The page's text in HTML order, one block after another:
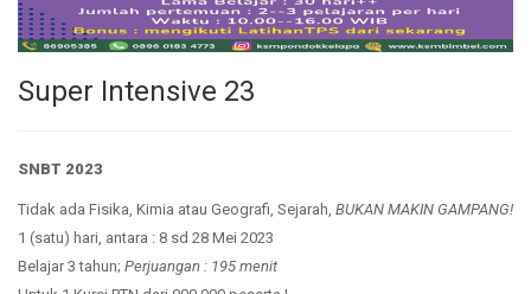
Super Intensive 23
SNBT 2023
Tidak ada Fisika, Kimia atau Geografi, Sejarah, BUKAN MAKIN GAMPANG!
1 (satu) hari, antara : 8 sd 28 Mei 2023
Belajar 3 tahun; Perjuangan : 195 menit